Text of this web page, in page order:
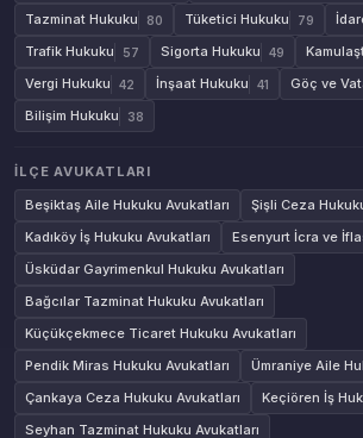
Tazminat Hukuku 80 Tüketici Hukuku 79
Trafik Hukuku 57 Sigorta Hukuku 49
Vergi Hukuku 42 İnşaat Hukuku 41 Göç ve
Bilişim Hukuku 38
İLÇE AVUKATLARI
Beşiktaş Aile Hukuku Avukatları
Şişli Ceza
Kadıköy İş Hukuku Avukatları
Esenyurt İcra ve
Üsküdar Gayrimenkul Hukuku Avukatları
Bağcılar Tazminat Hukuku Avukatları
Küçükçekmece Ticaret Hukuku Avukatları
Pendik Miras Hukuku Avukatları
Ümraniye Aile
Çankaya Ceza Hukuku Avukatları
Keçiören İş
Seyhan Tazminat Hukuku Avukatları